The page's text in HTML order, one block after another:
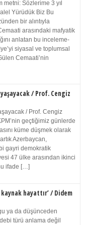
metni: Sözlerime 3 yıl
Yürüdük Biz Bu
bir alıntıyla
arasındaki mafyatik
anlatan bu inceleme-
siyasal ve toplumsal
Cemaati’nin
/ Prof. Cengiz
/ Prof. Cengiz
geçtiğimiz günlerde
küme düşmek olarak
Azerbaycan,
gayri demokratik
47 ülke arasından ikinci
ifade […]
hayattır’ / Didem
ya da düşünceden
türü anlama değil